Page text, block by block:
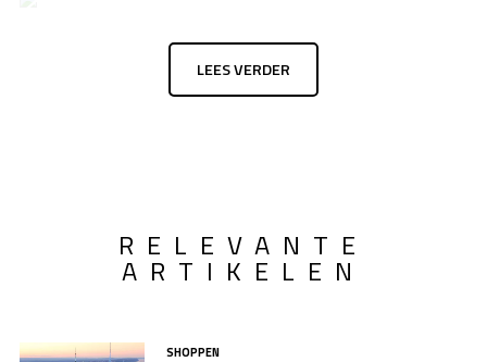
LEES VERDER
RELEVANTE
ARTIKELEN
SHOPPEN